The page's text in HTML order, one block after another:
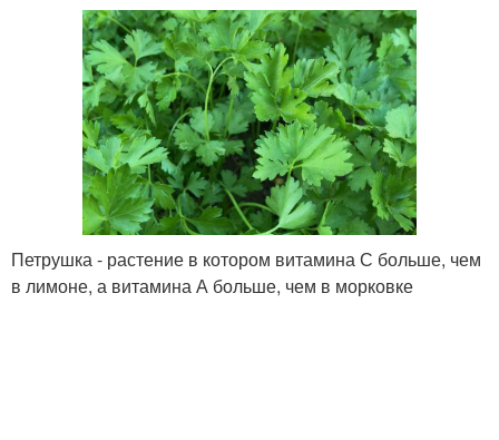
Петрушка - растение в котором витамина С больше, чем
в лимоне, а витамина А больше, чем в морковке